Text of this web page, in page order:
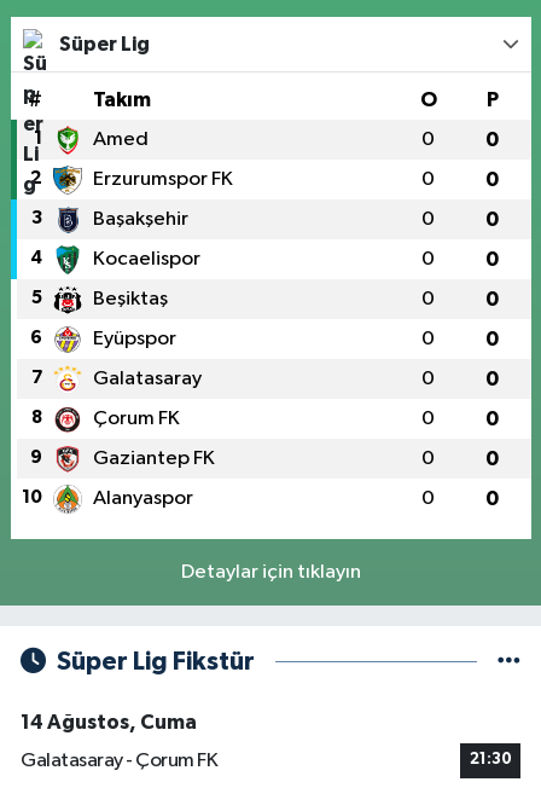
Süper Lig
# Takım O P
1 Amed 0 0
2 Erzurumspor FK 0 0
3 Başakşehir 0 0
4 Kocaelispor 0 0
5 Beşiktaş 0 0
6 Eyüpspor 0 0
7 Galatasaray 0 0
8 Çorum FK 0 0
9 Gaziantep FK 0 0
10 Alanyaspor 0 0
Detaylar için tıklayın
Süper Lig Fikstür
14 Ağustos, Cuma
Galatasaray - Çorum FK
21:30